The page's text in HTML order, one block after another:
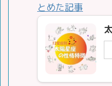
とめた記事